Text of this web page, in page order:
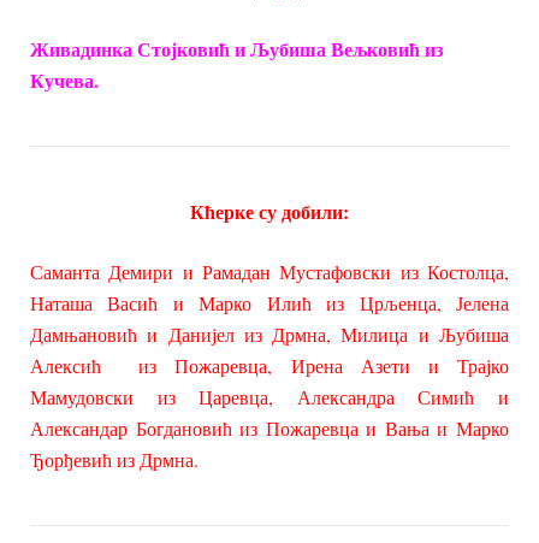
Живадинка Стојковић и Љубиша Вељковић из
Кучева.
Кћерке су добили:
Саманта Демири и Рамадан Мустафовски из Костолца,
Наташа Васић и Марко Илић из Црљенца, Јелена
Дамњановић и Данијел из Дрмна, Милица и Љубиша
Алексић из Пожаревца, Ирена Азети и Трајко
Мамудовски из Царевца, Александра Симић и
Александар Богдановић из Пожаревца и Вања и Марко
Ђорђевић из Дрмна.